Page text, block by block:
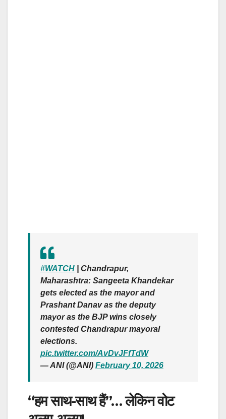
#WATCH | Chandrapur,
Maharashtra: Sangeeta Khandekar
gets elected as the mayor and
Prashant Danav as the deputy
mayor as the BJP wins closely
contested Chandrapur mayoral
elections.
pic.twitter.com/AvDvJFfTdW
— ANI (@ANI) February 10, 2026
“हम साथ-साथ हैं”… लेकिन वोट